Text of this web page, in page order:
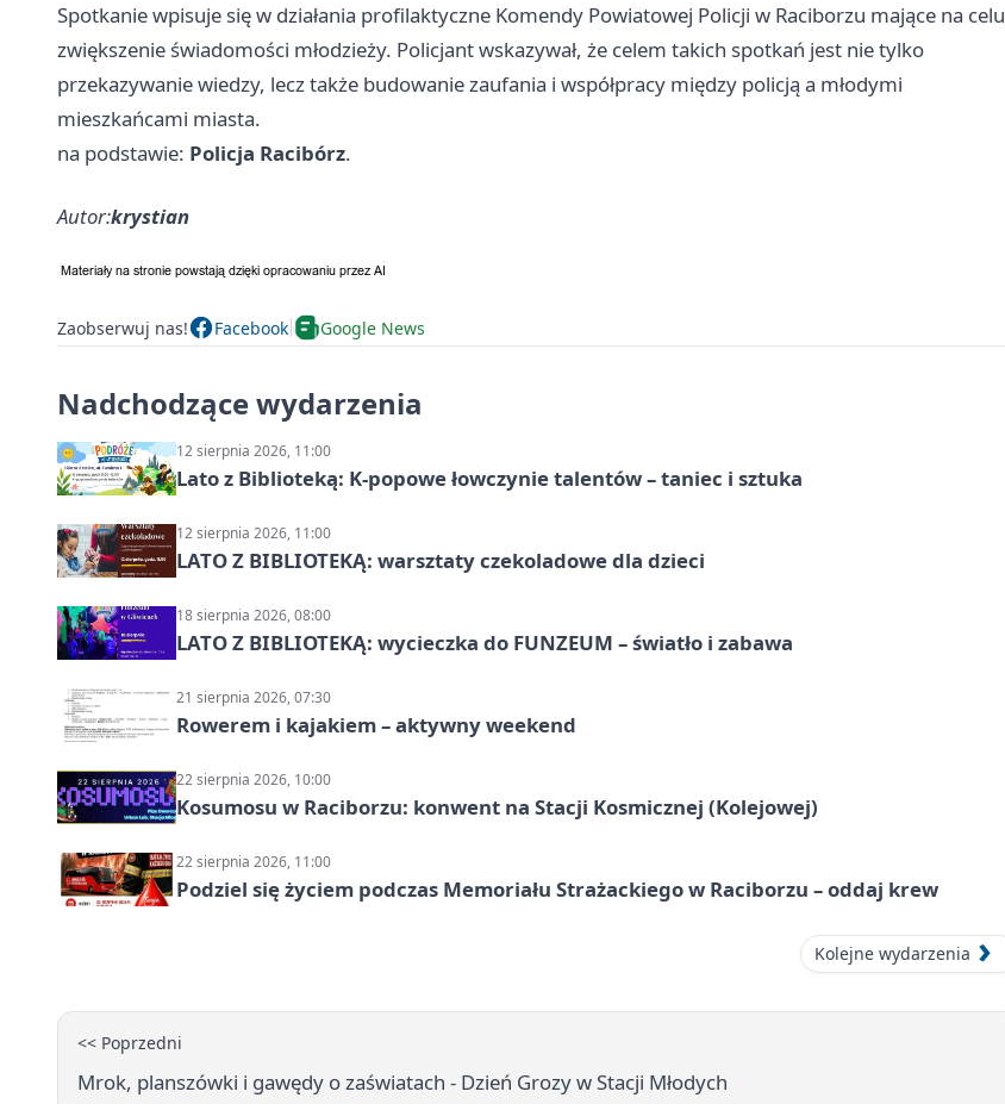
Spotkanie wpisuje się w działania profilaktyczne Komendy Powiatowej Policji w Raciborzu mające na celu
zwiększenie świadomości młodzieży. Policjant wskazywał, że celem takich spotkań jest nie tylko
przekazywanie wiedzy, lecz także budowanie zaufania i współpracy między policją a młodymi
mieszkańcami miasta.
na podstawie: Policja Racibórz.
Autor:krystian
Zaobserwuj nas! Facebook Google News
Nadchodzące wydarzenia
12 sierpnia 2026, 11:00
Lato z Biblioteką: K-popowe łowczynie talentów – taniec i sztuka
12 sierpnia 2026, 11:00
LATO Z BIBLIOTEKĄ: warsztaty czekoladowe dla dzieci
18 sierpnia 2026, 08:00
LATO Z BIBLIOTEKĄ: wycieczka do FUNZEUM – światło i zabawa
21 sierpnia 2026, 07:30
Rowerem i kajakiem – aktywny weekend
22 sierpnia 2026, 10:00
Kosumosu w Raciborzu: konwent na Stacji Kosmicznej (Kolejowej)
22 sierpnia 2026, 11:00
Podziel się życiem podczas Memoriału Strażackiego w Raciborzu – oddaj krew
Kolejne wydarzenia
<< Poprzedni
Mrok, planszówki i gawędy o zaświatach - Dzień Grozy w Stacji Młodych